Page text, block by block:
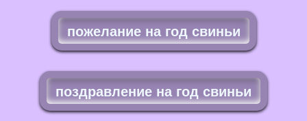
пожелание на год свиньи
поздравление на год свиньи